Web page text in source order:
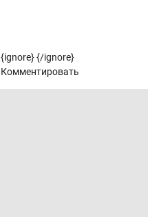
{ignore}{/ignore}
Комментировать